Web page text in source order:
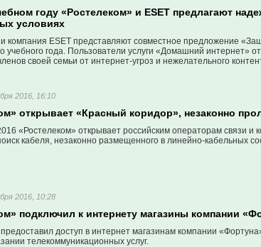
году «Ростелеком» и ESET предлагают
условиях
компания ESET представляют совместное предложение
учебного года. Пользователи услуги «Домашний интернет»
своей семьи от интернет-угроз и нежелательного
2016, 16:10
открывает «Красный коридор», незаконно
«Ростелеком» открывает российским операторам связи
кабеля, незаконно размещенного в линейно-кабельных
2016, 10:28
подключил к интернету магазины компании
доступ в интернет магазинам компании
телекоммуникационных услуг.